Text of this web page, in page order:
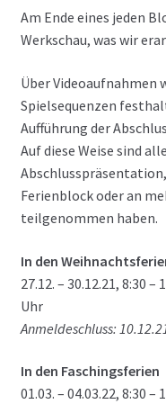
Am Ende eines jeden
Werkschau, was wir
Über Videoaufnahmen
Spielsequenzen
Aufführung der
Auf diese Weise sind
Ferienblock oder an
teilgenommen haben.
In den
27.12. – 30.12.21, 8:30 –
Uhr
Anmeldeschluss:
In den Faschingsferien
01.03. – 04.03.22, 8:30 –